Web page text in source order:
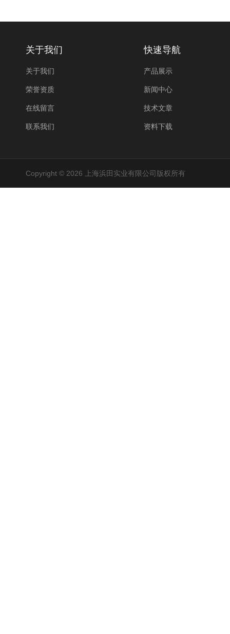
关于我们
关于我们
荣誉资质
在线留言
联系我们
快速导航
产品展示
新闻中心
技术文章
资料下载
Copyright © 2026 上海浜田实业有限公司版权所有